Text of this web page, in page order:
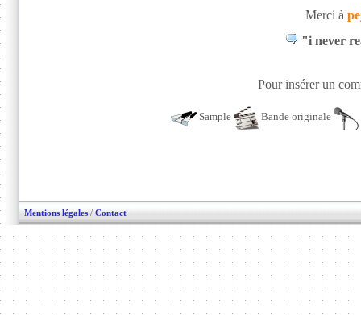
Merci à
"i never
Pour insérer un
Sample Bande originale
Mentions légales / Contact